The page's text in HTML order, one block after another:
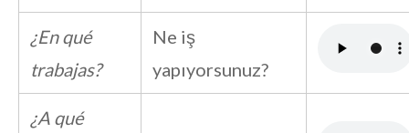
¿En qué
trabajas?
Ne iş
yapıyorsunuz?
¿A qué